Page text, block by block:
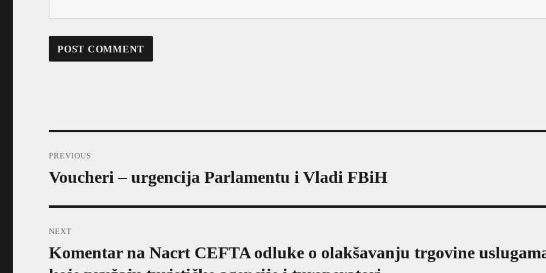
navigation
PREVIOUS
Previous
Voucheri – urgencija Parlamentu i Vladi FBiH
NEXT
Next
post:
Komentar na Nacrt CEFTA odluke o olakšavanju trgovine